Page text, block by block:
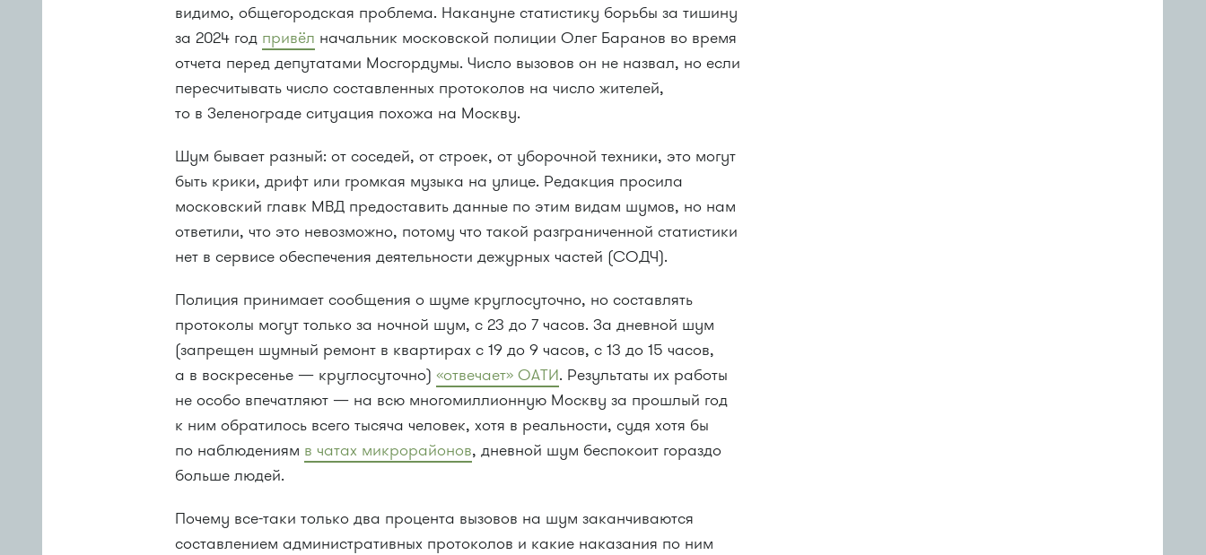
видимо, общегородская проблема. Накануне статистику борьбы за тишину
за 2024 год привёл начальник московской полиции Олег Баранов во время
отчета перед депутатами Мосгордумы. Число вызовов он не назвал, но если
пересчитывать число составленных протоколов на число жителей,
то в Зеленограде ситуация похожа на Москву.
Шум бывает разный: от соседей, от строек, от уборочной техники, это могут
быть крики, дрифт или громкая музыка на улице. Редакция просила
московский главк МВД предоставить данные по этим видам шумов, но нам
ответили, что это невозможно, потому что такой разграниченной статистики
нет в сервисе обеспечения деятельности дежурных частей (СОДЧ).
Полиция принимает сообщения о шуме круглосуточно, но составлять
протоколы могут только за ночной шум, с 23 до 7 часов. За дневной шум
(запрещен шумный ремонт в квартирах с 19 до 9 часов, с 13 до 15 часов,
а в воскресенье — круглосуточно)«отвечает» ОАТИ. Результаты их работы
не особо впечатляют — на всю многомиллионную Москву за прошлый год
к ним обратилось всего тысяча человек, хотя в реальности, судя хотя бы
по наблюдениям в чатах микрорайонов, дневной шум беспокоит гораздо
больше людей.
Почему все-таки только два процента вызовов на шум заканчиваются
составлением административных протоколов и какие наказания по ним